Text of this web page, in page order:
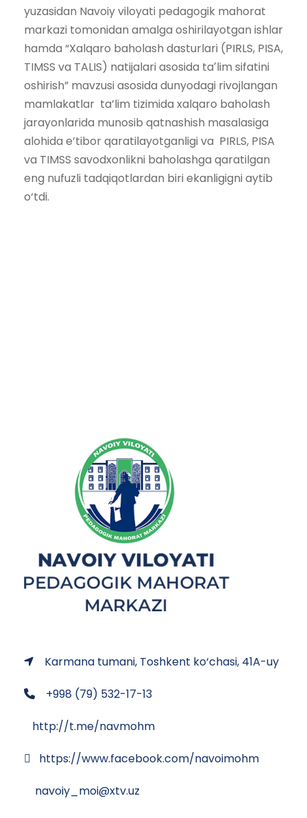
yuzasidan Navoiy viloyati pedagogik mahorat
markazi tomonidan amalga oshirilayotgan ishlar
hamda “Xalqaro baholash dasturlari (PIRLS, PISA,
TIMSS va TALIS) natijalari asosida taʼlim sifatini
oshirish” mavzusi asosida dunyodagi rivojlangan
mamlakatlar ta’lim tizimida xalqaro baholash
jarayonlarida munosib qatnashish masalasiga
alohida e’tibor qaratilayotganligi va PIRLS, PISA
va TIMSS savodxonlikni baholashga qaratilgan
eng nufuzli tadqiqotlardan biri ekanligigni aytib
o‘tdi.
Karmana tumani, Toshkent ko‘chasi, 41A-uy
+998 (79) 532-17-13
http://t.me/navmohm
https://www.facebook.com/navoimohm
navoiy_moi@xtv.uz